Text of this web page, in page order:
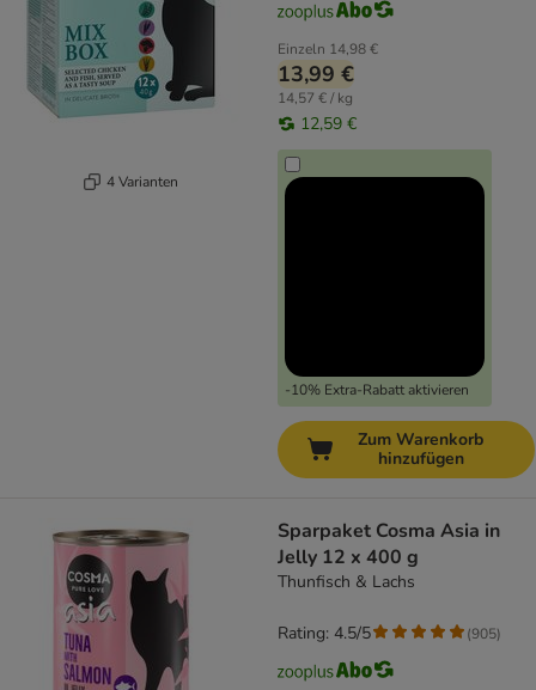
4 Varianten
Einzeln 14,98 €
13,99 €
14,57 € / kg
12,59 €
-10% Extra-Rabatt aktivieren
Zum Warenkorb
hinzufügen
Sparpaket Cosma Asia in
Jelly 12 x 400 g
Thunfisch & Lachs
Rating: 4.5/5 (905)